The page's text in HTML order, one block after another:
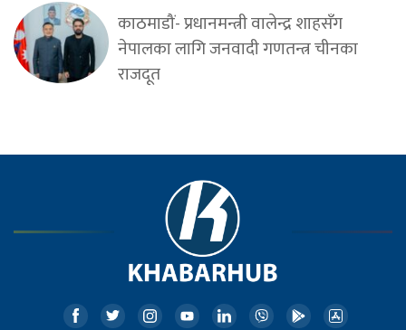
काठमाडौं- प्रधानमन्त्री वालेन्द्र शाहसँग
नेपालका लागि जनवादी गणतन्त्र चीनका
राजदूत